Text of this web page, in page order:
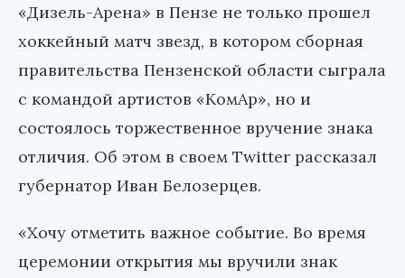
«Дизель-Арена» в Пензе не только прошел
хоккейный матч звезд, в котором сборная
правительства Пензенской области сыграла
с командой артистов «КомАр», но и
состоялось торжественное вручение знака
отличия. Об этом в своем Twitter рассказал
губернатор Иван Белозерцев.
«Хочу отметить важное событие. Во время
церемонии открытия мы вручили знак